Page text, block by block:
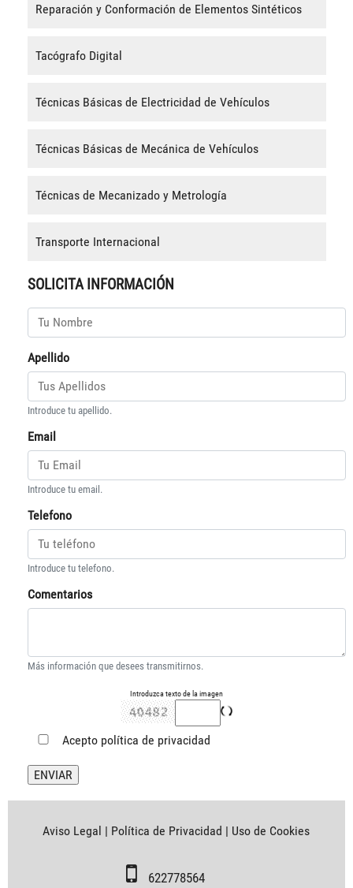
Reparación y Conformación de Elementos Sintéticos
Tacógrafo Digital
Técnicas Básicas de Electricidad de Vehículos
Técnicas Básicas de Mecánica de Vehículos
Técnicas de Mecanizado y Metrología
Transporte Internacional
SOLICITA INFORMACIÓN
Apellido
Introduce tu apellido.
Email
Introduce tu email.
Telefono
Introduce tu telefono.
Comentarios
Más información que desees transmitirnos.
Introduzca texto de la imagen
Acepto política de privacidad
Aviso Legal | Política de Privacidad | Uso de Cookies
622778564